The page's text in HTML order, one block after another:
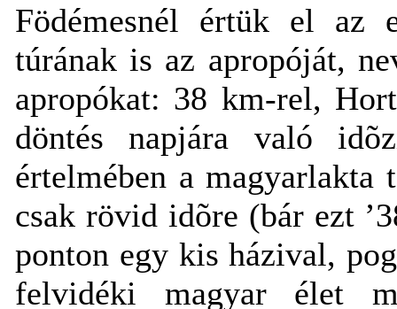
Födémesnél értük el az
túrának is az apropóját,
apropókat: 38 km-rel,
döntés napjára való
értelmében a magyarlakta
csak rövid idõre (bár ezt
ponton egy kis házival,
felvidéki magyar élet